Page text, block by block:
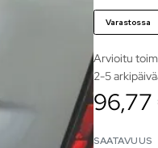
Varastossa
Arvioitu
2-5
SAATAVUUS